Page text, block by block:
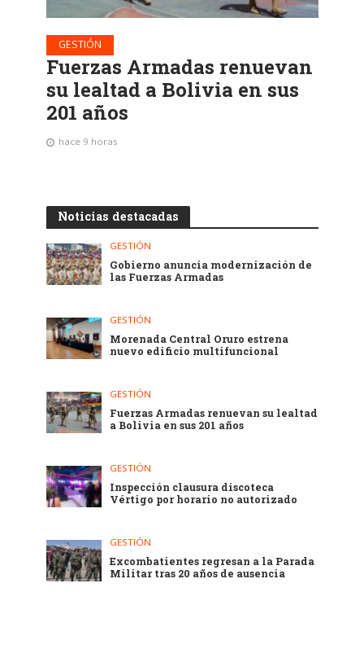
GESTIÓN
Fuerzas Armadas renuevan
su lealtad a Bolivia en sus
201 años
hace 9 horas
Noticias destacadas
GESTIÓN
Gobierno anuncia modernización de
las Fuerzas Armadas
GESTIÓN
Morenada Central Oruro estrena
nuevo edificio multifuncional
GESTIÓN
Fuerzas Armadas renuevan su lealtad
a Bolivia en sus 201 años
GESTIÓN
Inspección clausura discoteca
Vértigo por horario no autorizado
GESTIÓN
Excombatientes regresan a la Parada
Militar tras 20 años de ausencia